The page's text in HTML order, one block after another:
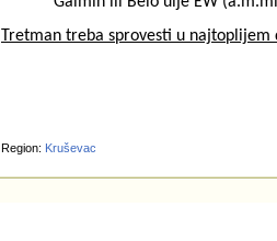
Tretman treba sprovesti u najtoplijem
Region: Kruševac